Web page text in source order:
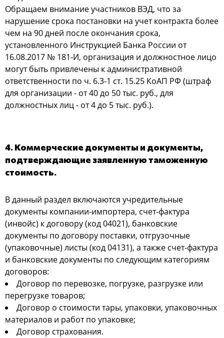
Обращаем внимание участников ВЭД, что за
нарушение срока постановки на учет контракта более
чем на 90 дней после окончания срока,
установленного Инструкцией Банка России от
16.08.2017 № 181-И, организация и должностное лицо
могут быть привлечены к административной
ответственности по ч. 6.3-1 ст. 15.25 КоАП РФ (штраф
для организации - от 40 до 50 тыс. руб., для
должностных лиц - от 4 до 5 тыс. руб.).
4. Коммерческие документы и документы,
подтверждающие заявленную таможенную
стоимость.
В данный раздел включаются учредительные
документы компании-импортера, счет-фактура
(инвойс) к договору (код 04021), банковские
документы по договору поставки, отгрузочные
(упаковочные) листы (код 04131), а также счет-фактура
и банковские документы по следующим категориям
договоров:
Договор по перевозке, погрузке, разгрузке или
перегрузке товаров;
Договор о стоимости тары, упаковки, упаковочных
материалов и работ по упаковке;
Договор страхования.